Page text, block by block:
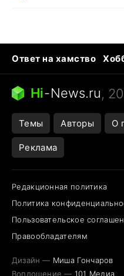
Ответ на хамство
Бензин 100 и 95
Следующая пандемия
Hi-News.ru,
Темы Авторы О
Реклама
Редакционная политика
Политика
Пользовательское
Правообладателям
Дизайн — Миша Гончаров
Воплощение — 101 Медиа